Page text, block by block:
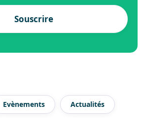
Souscrire
Evènements Actualités